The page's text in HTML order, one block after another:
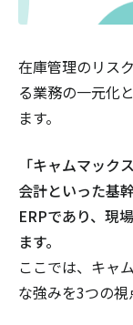
在庫管理のリス
る業務の一元化
ます。
「キャムマック
会計といった基
ERPであり、現
ます。
ここでは、キャ
な強みを3つの視